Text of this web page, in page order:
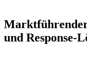
und Response-